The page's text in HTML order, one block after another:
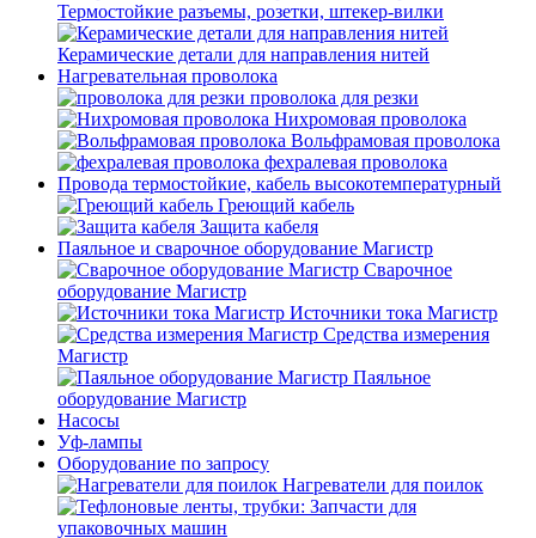
Термостойкие разъемы, розетки, штекер-вилки
Керамические детали для направления нитей
Нагревательная проволока
проволока для резки
Нихромовая проволока
Вольфрамовая проволока
фехралевая проволока
Провода термостойкие, кабель высокотемпературный
Греющий кабель
Защита кабеля
Паяльное и сварочное оборудование Магистр
Сварочное
оборудование Магистр
Источники тока Магистр
Средства измерения
Магистр
Паяльное
оборудование Магистр
Насосы
Уф-лампы
Оборудование по запросу
Нагреватели для поилок